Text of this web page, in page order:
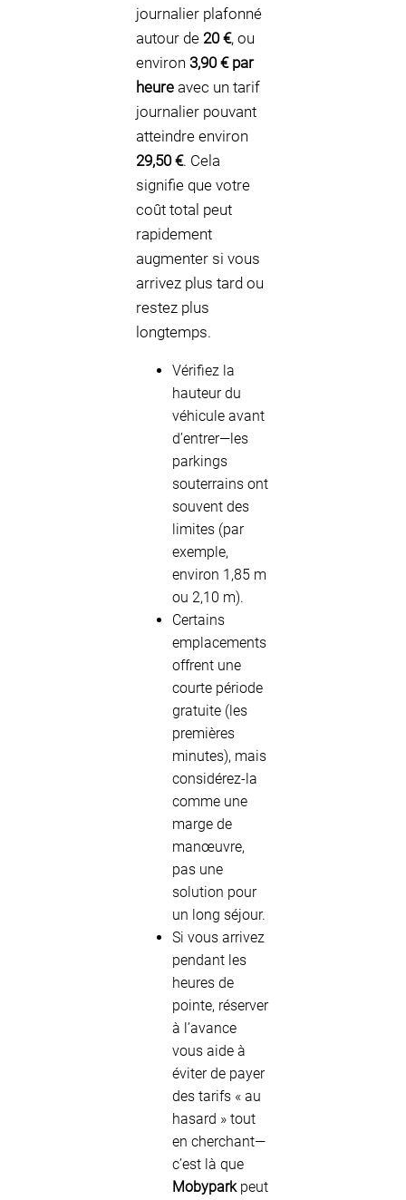
journalier plafonné
autour de 20 €, ou
environ 3,90 € par
heure avec un tarif
journalier pouvant
atteindre environ
29,50 €. Cela
signifie que votre
coût total peut
rapidement
augmenter si vous
arrivez plus tard ou
restez plus
longtemps.
Vérifiez la
hauteur du
véhicule avant
d’entrer—les
parkings
souterrains ont
souvent des
limites (par
exemple,
environ 1,85 m
ou 2,10 m).
Certains
emplacements
offrent une
courte période
gratuite (les
premières
minutes), mais
considérez-la
comme une
marge de
manœuvre,
pas une
solution pour
un long séjour.
Si vous arrivez
pendant les
heures de
pointe, réserver
à l’avance
vous aide à
éviter de payer
des tarifs « au
hasard » tout
en cherchant—
c’est là que
Mobyparkpeut